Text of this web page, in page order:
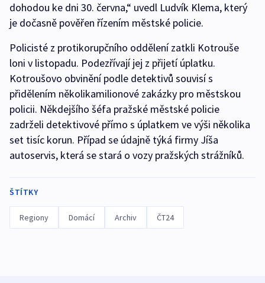
dohodou ke dni 30. června,“ uvedl Ludvík Klema, který
je dočasně pověřen řízením městské policie.
Policisté z protikorupčního oddělení zatkli Kotrouše
loni v listopadu. Podezřívají jej z přijetí úplatku.
Kotroušovo obvinění podle detektivů souvisí s
přidělením několikamilionové zakázky pro městskou
policii. Někdejšího šéfa pražské městské policie
zadrželi detektivové přímo s úplatkem ve výši několika
set tisíc korun. Případ se údajně týká firmy Jíša
autoservis, která se stará o vozy pražských strážníků.
ŠTÍTKY
Regiony Domácí Archiv ČT24